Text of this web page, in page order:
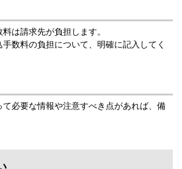
は請求先が負担します。
数料の負担について、明確に記入してく
必要な情報や注意すべき点があれば、備